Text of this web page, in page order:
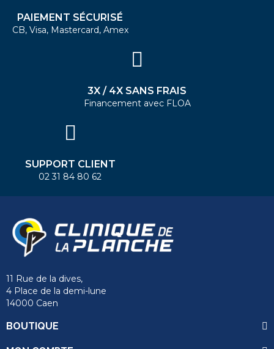
PAIEMENT SÉCURISÉ
CB, Visa, Mastercard, Amex
3X / 4X SANS FRAIS
Financement avec FLOA
SUPPORT CLIENT
02 31 84 80 62
11 Rue de la dives,
4 Place de la demi-lune
14000 Caen
BOUTIQUE